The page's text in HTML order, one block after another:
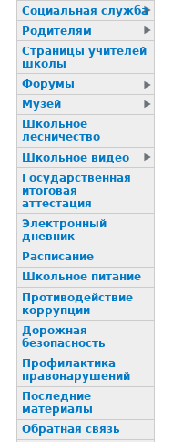
Социальная служба
Родителям
Страницы учителей
школы
Форумы
Музей
Школьное
лесничество
Школьное видео
Государственная
итоговая
аттестация
Электронный
дневник
Расписание
Школьное питание
Пpотиводействие
коppупции
Дорожная
безопасность
Профилактика
пpaвонаpушений
Последние
материалы
Обратная связь